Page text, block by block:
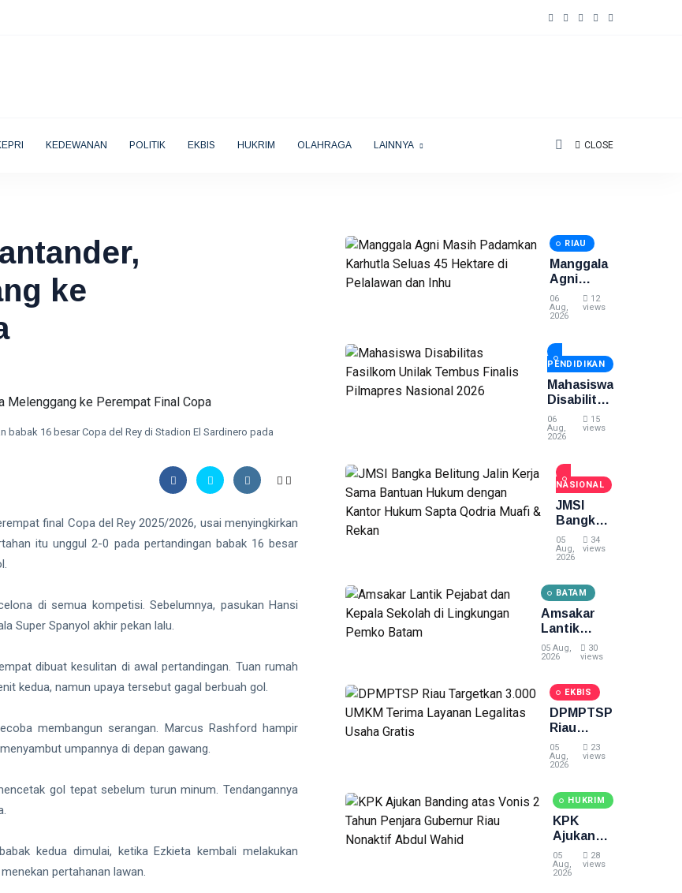
KEDEWANAN POLITIK EKBIS HUKRIM OLAHRAGA LAINNYA CLOSE
ke
16 besar Copa del Rey di Stadion El Sardinero pada
final Copa del Rey 2025/2026, usai menyingkirkan
itu unggul 2-0 pada pertandingan babak 16 besar
di semua kompetisi. Sebelumnya, pasukan Hansi
Super Spanyol akhir pekan lalu.
dibuat kesulitan di awal pertandingan. Tuan rumah
kedua, namun upaya tersebut gagal berbuah gol.
membangun serangan. Marcus Rashford hampir
umpannya di depan gawang.
gol tepat sebelum turun minum. Tendangannya
kedua dimulai, ketika Ezkieta kembali melakukan
pertahanan lawan.
RIAU
Manggala
Agni
Masih
Padamkan
Hektare di
Pelalawan
dan Inhu
06
Aug,
2026
12
views
PENDIDIKAN
Mahasiswa
Disabilitas
Fasilkom
Unilak
Pilmapres
Nasional
2026
06
Aug,
2026
15
views
NASIONAL
JMSI
Bangka
Belitung
Jalin
Bantuan
Hukum
dengan
Hukum
Qodria
Muafi &
Rekan
05
Aug,
2026
34
views
BATAM
Amsakar
Lantik
Pejabat
dan Kepala
Lingkungan
Pemko
Batam
05 Aug,
2026
30
views
EKBIS
DPMPTSP
Riau
Targetkan
3.000
Layanan
Legalitas
Usaha
05
Aug,
2026
23
views
HUKRIM
KPK
Ajukan
Banding
atas
05
Aug,
2026
28
views